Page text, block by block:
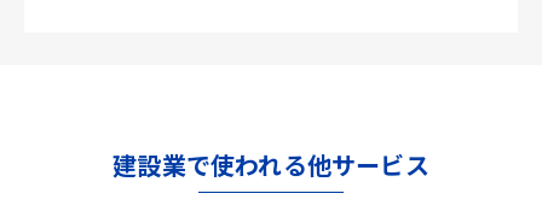
建設業で使われる他サービス